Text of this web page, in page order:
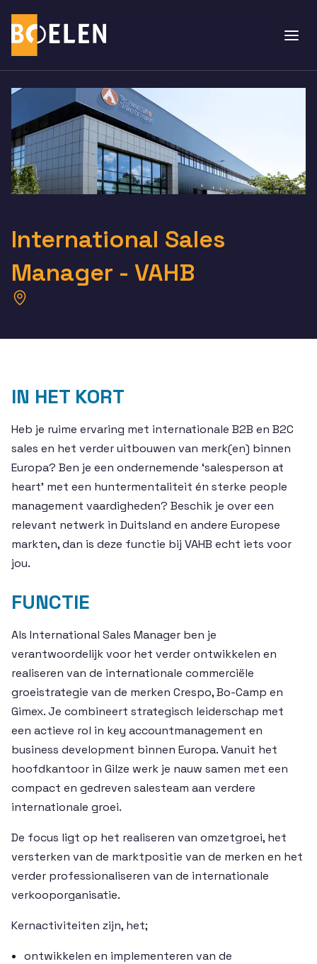
International Sales
Manager - VAHB
IN HET KORT
Heb je ruime ervaring met internationale B2B en B2C
sales en het verder uitbouwen van merk(en) binnen
Europa? Ben je een ondernemende ‘salesperson at
heart’ met een huntermentaliteit én sterke people
management vaardigheden? Beschik je over een
relevant netwerk in Duitsland en andere Europese
markten, dan is deze functie bij VAHB echt iets voor
jou.
FUNCTIE
Als International Sales Manager ben je
verantwoordelijk voor het verder ontwikkelen en
realiseren van de internationale commerciële
groeistrategie van de merken Crespo, Bo-Camp en
Gimex. Je combineert strategisch leiderschap met
een actieve rol in key accountmanagement en
business development binnen Europa. Vanuit het
hoofdkantoor in Gilze werk je nauw samen met een
compact en gedreven salesteam aan verdere
internationale groei.
De focus ligt op het realiseren van omzetgroei, het
versterken van de marktpositie van de merken en het
verder professionaliseren van de internationale
verkooporganisatie.
Kernactiviteiten zijn, het;
ontwikkelen en implementeren van de